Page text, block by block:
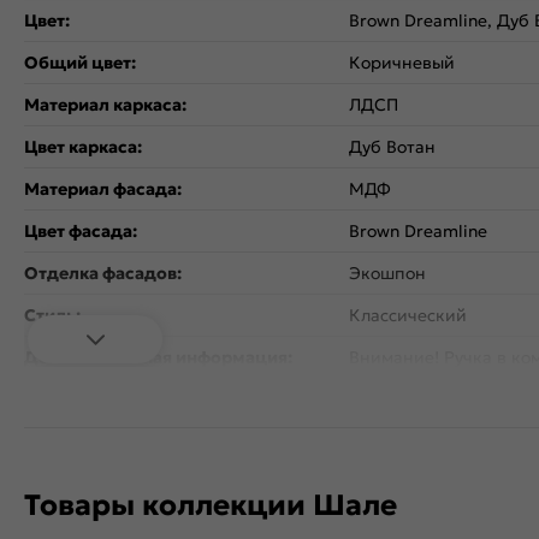
Цвет:
Brown Dreamline, Дуб
Общий цвет:
Коричневый
Материал каркаса:
ЛДСП
Цвет каркаса:
Дуб Вотан
Материал фасада:
МДФ
Цвет фасада:
Brown Dreamline
Отделка фасадов:
Экошпон
Стиль:
Классический
Тип поверхности:
Товары коллекции Шале